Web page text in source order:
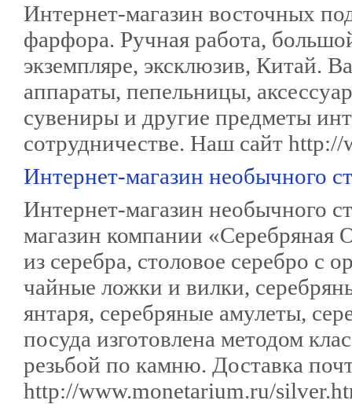
Интернет-магазин восточных
фарфора. Ручная работа,
экземпляре, эксклюзив, Китай.
аппараты, пепельницы,
сувениры и другие предметы
сотрудничестве. Наш сайт
Интернет-магазин необычного
Интернет-магазин необычного
магазин компании «Серебряная
из серебра, столовое серебро с
чайные ложки и вилки,
янтаря, серебряные амулеты,
посуда изготовлена методом
резьбой по камню. Доставка
http://www.monetarium.ru/